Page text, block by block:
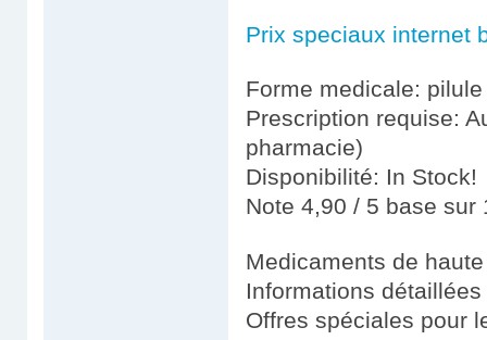
Prix speciaux internet
Forme medicale: pilule
Prescription requise:
pharmacie)
Disponibilité: In Stock!
Note 4,90 / 5 base sur
Medicaments de
Informations
Offres spéciales pour